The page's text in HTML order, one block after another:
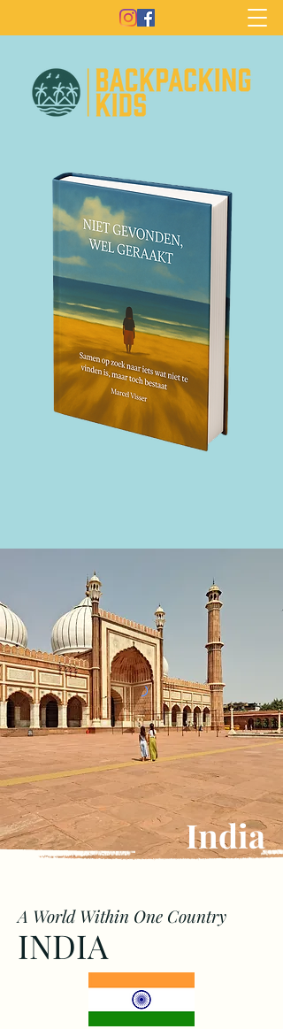
India
A World Within One Country
INDIA